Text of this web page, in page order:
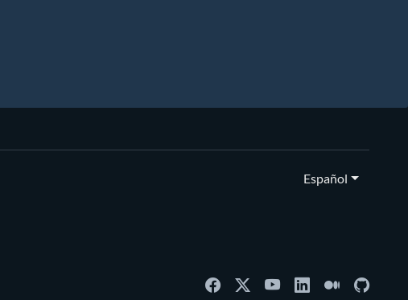
Español